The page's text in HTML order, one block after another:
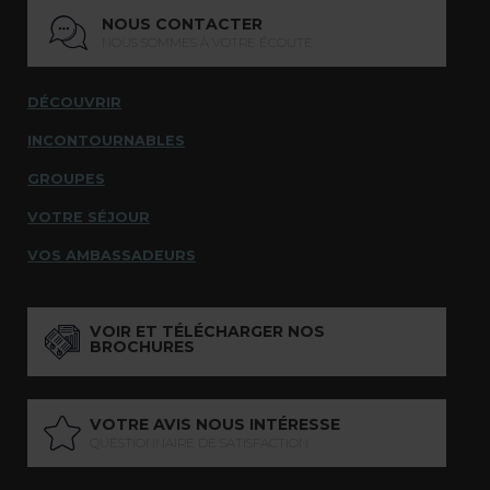
NOUS CONTACTER
DÉCOUVRIR
INCONTOURNABLES
GROUPES
VOTRE SÉJOUR
VOS AMBASSADEURS
VOIR ET TÉLÉCHARGER NOS
BROCHURES
VOTRE AVIS NOUS INTÉRESSE